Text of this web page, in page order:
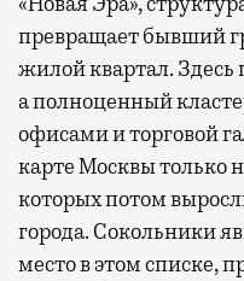
превращает бывший
жилой квартал.
а полноценный
офисами и торговой
карте Москвы только
которых потом
города. Сокольники
место в этом списке,